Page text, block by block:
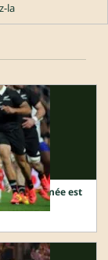
la
sa tournée est